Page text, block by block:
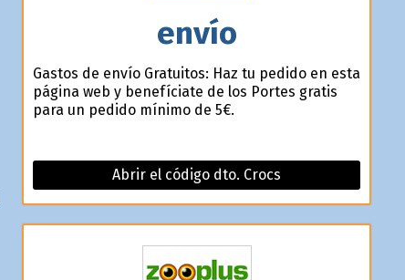
envío
Gastos de envío Gratuitos: Haz tu pedido en esta
página web y benefíciate de los Portes gratis
para un pedido mínimo de 5€.
Abrir el código dto. Crocs